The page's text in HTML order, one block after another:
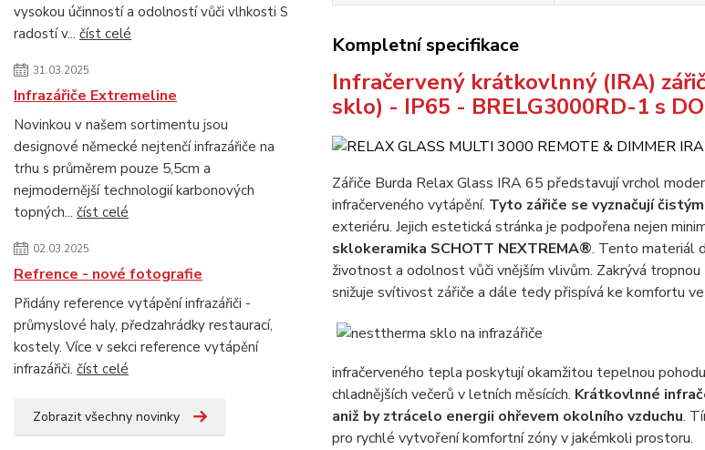
vysokou účinností a odolností vůči vlhkosti S
radostí v... číst celé
31.03.2025
Infrazářiče Extremeline
Novinkou v našem sortimentu jsou
designové německé nejtenčí infrazářiče na
trhu s průměrem pouze 5,5cm a
nejmodernější technologií karbonových
topných... číst celé
02.03.2025
Refrence - nové fotografie
Přidány reference vytápění infrazářiči -
průmyslové haly, předzahrádky restaurací,
kostely. Více v sekci reference vytápění
infrazářiči. číst celé
Zobrazit všechny novinky
Kompletní specifikace
Infračervený krátkovlnný (IRA)
sklo) - IP65 - BRELG3000RD-1 s DO
Zářiče Burda Relax Glass IRA 65 představují vrchol
infračerveného vytápění. Tyto zářiče se vyznačují
exteriéru. Jejich estetická stránka je podpořena nejen
sklokeramika SCHOTT NEXTREMA®. Tento materiál
životnost a odolnost vůči vnějším vlivům. Zakrývá
snižuje svítivost zářiče a dále tedy přispívá ke komfortu
infračerveného tepla poskytují okamžitou tepelnou
chladnějších večerů v letních měsících. Krátkovlnné
aniž by ztrácelo energii ohřevem okolního vzduchu.
pro rychlé vytvoření komfortní zóny v jakémkoli prostoru.